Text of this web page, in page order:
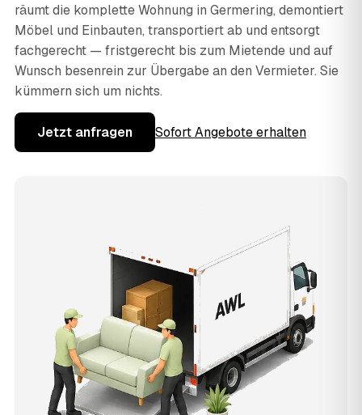
räumt die komplette Wohnung in Germering, demontiert
Möbel und Einbauten, transportiert ab und entsorgt
fachgerecht — fristgerecht bis zum Mietende und auf
Wunsch besenrein zur Übergabe an den Vermieter. Sie
kümmern sich um nichts.
Jetzt anfragen Sofort Angebote erhalten